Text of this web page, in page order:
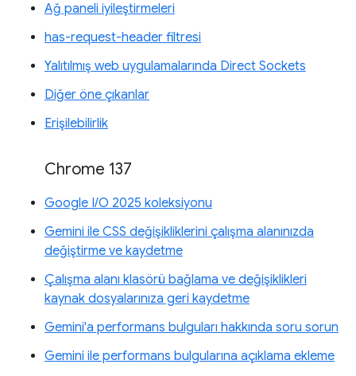
Ağ paneli iyileştirmeleri
has-request-header filtresi
Yalıtılmış web uygulamalarında Direct Sockets
Diğer öne çıkanlar
Erişilebilirlik
Chrome 137
Google I/O 2025 koleksiyonu
Gemini ile CSS değişikliklerini çalışma alanınızda
değiştirme ve kaydetme
Çalışma alanı klasörü bağlama ve değişiklikleri
kaynak dosyalarınıza geri kaydetme
Gemini'a performans bulguları hakkında soru sorun
Gemini ile performans bulgularına açıklama ekleme